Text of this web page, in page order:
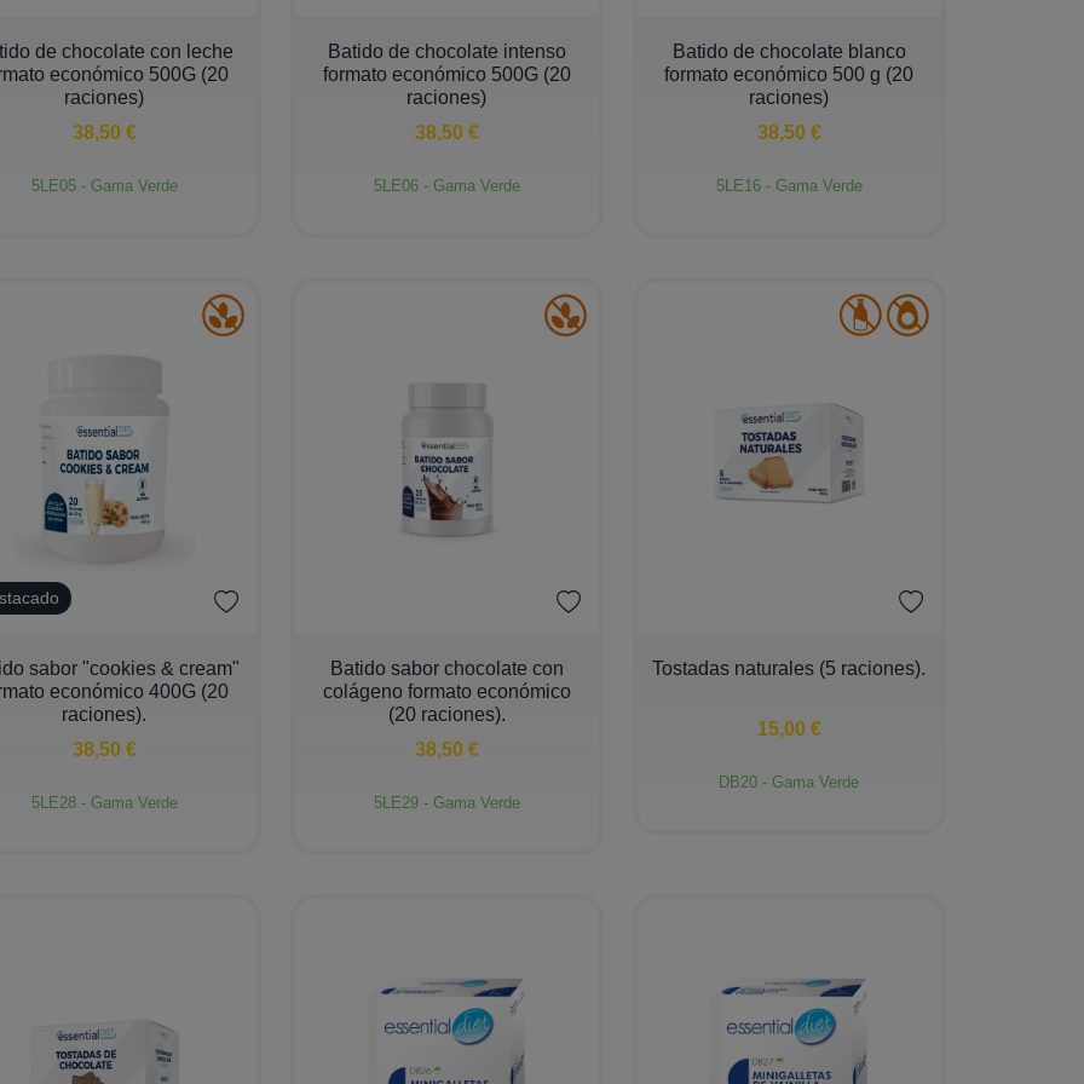
+
de chocolate con leche
económico 500G (20
raciones)
38,50 €
5LE05 - Gama Verde
+
Batido de chocolate intenso
formato económico 500G (20
raciones)
38,50 €
5LE06 - Gama Verde
+
Batido de chocolate blanco
formato económico 500 g (20
raciones)
38,50 €
5LE16 - Gama Verde
+
sabor "cookies & cream"
económico 400G (20
raciones).
38,50 €
5LE28 - Gama Verde
+
Batido sabor chocolate con
colágeno formato económico
(20 raciones).
38,50 €
5LE29 - Gama Verde
− +
Tostadas naturales (5 raciones).
15,00 €
DB20 - Gama Verde